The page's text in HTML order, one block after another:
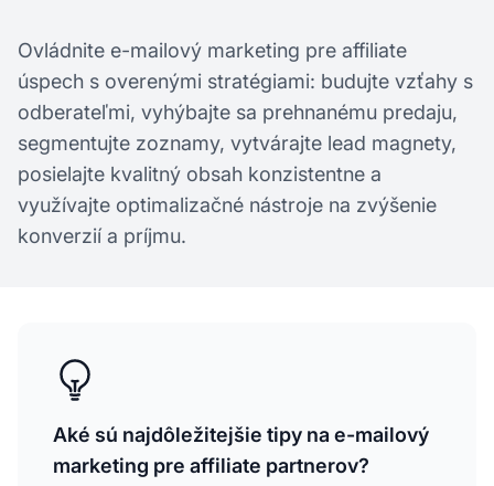
Ovládnite e-mailový marketing pre affiliate
úspech s overenými stratégiami: budujte vzťahy s
odberateľmi, vyhýbajte sa prehnanému predaju,
segmentujte zoznamy, vytvárajte lead magnety,
posielajte kvalitný obsah konzistentne a
využívajte optimalizačné nástroje na zvýšenie
konverzií a príjmu.
Aké sú najdôležitejšie tipy na e-mailový
marketing pre affiliate partnerov?